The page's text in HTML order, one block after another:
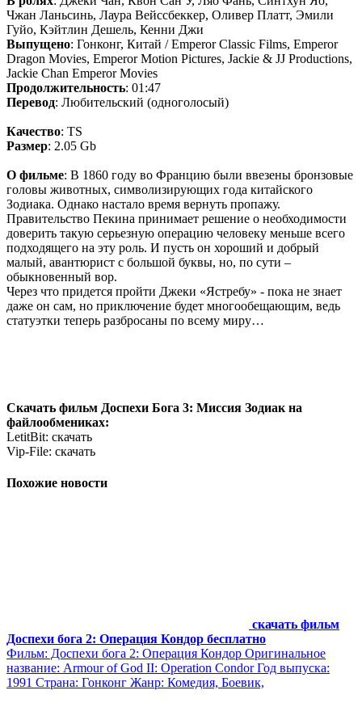
Чжан Ланьсинь, Лаура Вейссбеккер, Оливер Платт, Эмили
Гуйо, Кэйтлин Дешель, Кенни Джи
Выпущено: Гонконг, Китай / Emperor Classic Films, Emperor
Dragon Movies, Emperor Motion Pictures, Jackie & JJ Productions,
Jackie Chan Emperor Movies
Продолжительность: 01:47
Перевод: Любительский (одноголосый)
Качество: TS
Размер: 2.05 Gb
О фильме: В 1860 году во Францию были ввезены бронзовые
головы животных, символизирующих года китайского
Зодиака. Однако настало время вернуть пропажу.
Правительство Пекина принимает решение о необходимости
доверить такую серьезную операцию человеку меньше всего
подходящего на эту роль. И пусть он хороший и добрый
малый, авантюрист с большой буквы, но, по сути –
обыкновенный вор.
Через что придется пройти Джеки «Ястребу» - пока не знает
даже он сам, но приключение будет многообещающим, ведь
статуэтки теперь разбросаны по всему миру…
Скачать фильм Доспехи Бога 3: Миссия Зодиак на
файлообмениках:
LetitBit: скачать
Vip-File: скачать
Похожие новости
скачать фильм
Доспехи бога 2: Операция Кондор бесплатно
Фильм: Доспехи бога 2: Операция Кондор Оригинальное
название: Armour of God II: Operation Condor Год выпуска:
1991 Страна: Гонконг Жанр: Комедия, Боевик,